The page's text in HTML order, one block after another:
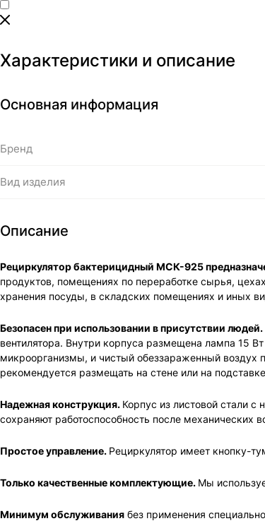
Характеристики и описание
Основная информация
Бренд
Вид изделия
Описание
Рециркулятор бактерицидный МСК-925
продуктов, помещениях по переработке сырья,
хранения посуды, в складских помещениях и иных
Безопасен при использовании в присутствии людей.
вентилятора. Внутри корпуса размещена лампа 15
микроорганизмы, и чистый обеззараженный воздух
рекомендуется размещать на стене или на
Надежная конструкция. Корпус из листовой стали
сохраняют работоспособность после механических
Простое управление. Рециркулятор имеет кнопку-
Только качественные комплектующие. Мы
Минимум обслуживания без применения